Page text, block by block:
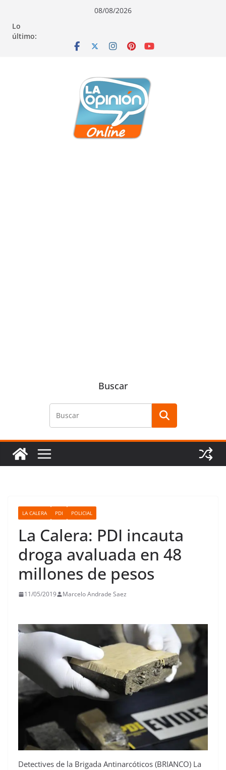
contenido
navegación
contenido
08/08/2026
Lo
último:
Buscar
LA CALERA PDI POLICIAL
La Calera: PDI incauta
droga avaluada en 48
millones de pesos
11/05/2019 Marcelo Andrade Saez
Detectives de la Brigada Antinarcóticos (BRIANCO) La